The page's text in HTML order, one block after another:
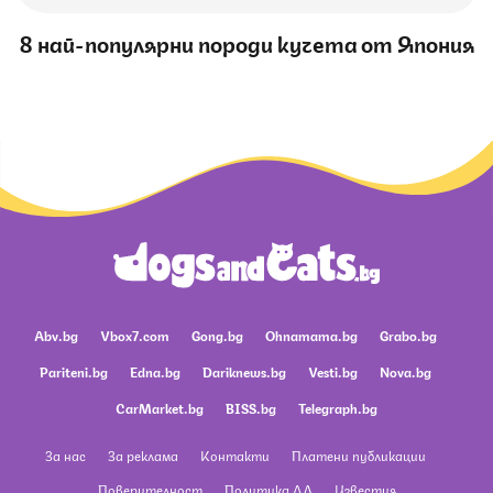
8 най-популярни породи кучета от Япония
Abv.bg Vbox7.com Gong.bg Ohnamama.bg
Grabo.bg
Pariteni.bg
Edna.bg Dariknews.bg Vesti.bg
Nova.bg
CarMarket.bg
BISS.bg Telegraph.bg
За нас За реклама Контакти
Платени публикации
Поверителност
Политика ЛД Известия